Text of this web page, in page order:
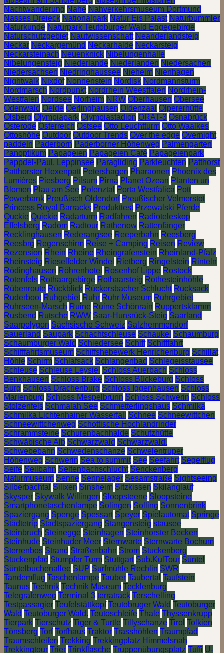
Nachtwanderung Nahe Nahverkehrsmuseum Dortmund
Nasses Dreieck Nationalpark Natur Eis Palast Naturbummler
Naturkunde Naturpark Teutoburger Wald Eggegebirge
Naturschutzgebiet Nautwissenschaft Neanderlandsteig
Neckar Neckargemünd Neckarhalde Neckarsteig
Neckarsteinach Neuenknick Nibelungenhalle
Nibelungensteig Niederlande Niederlanden Niedersachen
Niedersachsen Niedringhaussee Nieheim Nienhagen
Nightwalk Nixdof Nonnenstein Nordisk Nordmannsturm
Nordmarsch Nordpunkt Nordrhein Weestfalen Nordrhein-
Westfalen Nordsee Norheim NRW Oberhausen Obersee
Odenwald Oelde Oerlinghausen Oldenzaal Olpererhütte
Olsberg Olympiapark Olympiastadion ORAT-3 Osnabrück
Osterode Österreich Ostsee Otto Leuchtturm Otto Waalkes
Ottoshöhe Outdoor Outdoor Trends Over the edge Overnight
paddeln Paderborn Paderborner Höhenweg Palmengarten
Panoptikum Papageien Papageien Café Papageienpark
Pappdel-Paul. Leppinsee Paragliding Parkleuchten Patthorst
Patthorster Hexenpatt Petershagen Pharaonen Phoenix des
Lumières Piesberg Pilsum Pirna Planet Ozean Planten un
Blomen Plau am See Polenztal Porta Westfalica Pott
Powerbank Preußisch Oldendorf Preußischer Velmerstot
Princess Royal Barracks Produkttest Przewalski Pferde
Quckie Quickie Radarturm Radfahren Radioteleskop
Effelsberg Radom Radtour Rathenow Rattenfänger
Recklinghausen Rederangsee Reeperbahn Reesberg
Reesbrg Regenschirm Reise + Camping Reisen Review
Rezension Rhein Rheine Rheingrafenstein Rheinland-Pfalz
Rheinsteig Rieselfelder Windel Rietberg Ringelstein Rinteln
Rödinghausen Röhrenhotel Rosenhof Lippe Rostock
Rotenfels Rothaargebirge Rothaarsteig Rothesteinhöhle
Rübenroute Rückblick Rückersbacher Schlucht Rucksack
Ruderboot Ruhgebiet Ruhr Ruhr Museum Ruhrgebiet
Ruhrseen-Marsch Ruine Ruine Schönrain Ruppertsklamm
Rusbend Rutsche RWW Saar-Hunsrück-Steig Saarland
Saarpolygon Sächsische Schweiz Salzhemmendorf
Sauerland Saupark Schachtschleuse Schaukel Schaumburg
Schaumburger Wald Schiedersee Schiff Schifffahrt
Schifffahrtsmuseum Schiffshebewerk Henrichenburg Schillat
Höhle Schirm Schlafsack Schlangenbad Schlegeisstausee
Schleuse Schleuse Leysiel Schloss Auerbach Schloss
Benkhausen Schloss Brake Schloss Bückeburg Schloss
Burg Schloss Drachenburg Schloss Iggenhausen Schloss
Marienburg Schloss Mespelbrunn Schloss Schwerin Schloss
Stolzenfels Schmalah See Schmetterlingshaus Schmilka
Schmilka Lichtenhainer Wasserfall
Schnee Schneewittchen
Schneewittchenweg Schottische Hochlandrinder
Schrammsteine Schurenbachhalde Schutzhütte
Schwäbische Alb Schwarzwald Schwarzwald.
Schwebebahn Schwedenschanze Schwelentruper
Höhenweg Schwerin Sea to summit See Seefahrt Segelflug
Seife Seilbahn Seltenbachschlucht Senckenberg
Naturmuseum Senne Sennelager Sesamstraße Sightseeing
Silberbachtal Silixen Sinsheim Sitzkissen Skilanglauf
Skysper Skywalk Willingen Sloopsteene Sloopsteine
Smartphonetaschenlampe Solingen Solling Sonnenbrink
Spaziergang Spenge Spessart Speyer Spielautomat Springe
Städtetrip Stadtspaziergang Stangensteig stausee
Steinbruch Steinegge Steinhagen Steinhorster Becken
Steinhude Steinhuder Meer Sternwarte Sternwarte Bochum
Sterrenbos Strand Straßenbahn Strom Stuckenberg
Stuckenpfad Stumpfer Turm Stuttgart Sub.KulTour Süntel
Süntelbuchenallee SUP Surfmühle Rechlin SWR
Tandemflug Taschenlampe Tauber Taubertal Taufstein
Taunus Technik Technik Museum Tecklenburg
Telegrafenweg Terminal 3 terratrack Terschelling
Testpassagier Teufelstättkopf Teutobruger Wald Teutoburger
Wald Teutoburger Wald. Teutoschleife Thale Thyssenkrupp
Tierpark Tierschutz Tiger & Turtle Tillyschanze Tirol Tolkien
Tönsberg Torf Torfhaus Traktor Trasshöhlen Traumpfad
Traumschleifen Trekking Trekkingplatz Himmelsnah
Trekkingtour Trier Trinkflasche Truppenübungsplatz Tuffi U-